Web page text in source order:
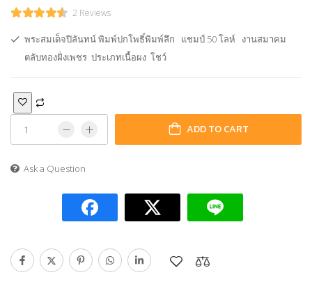
2 Reviews
พระสมเด็จปิลันทน์ พิมพ์ปกโพธิ์พิมพ์ลึก แชมป์ 50 โลห์ งานสมาคม
ตลับทองฝั่งเพชร ประเภทเนื้อผง โชว์
ADD TO CART
Ask a Question